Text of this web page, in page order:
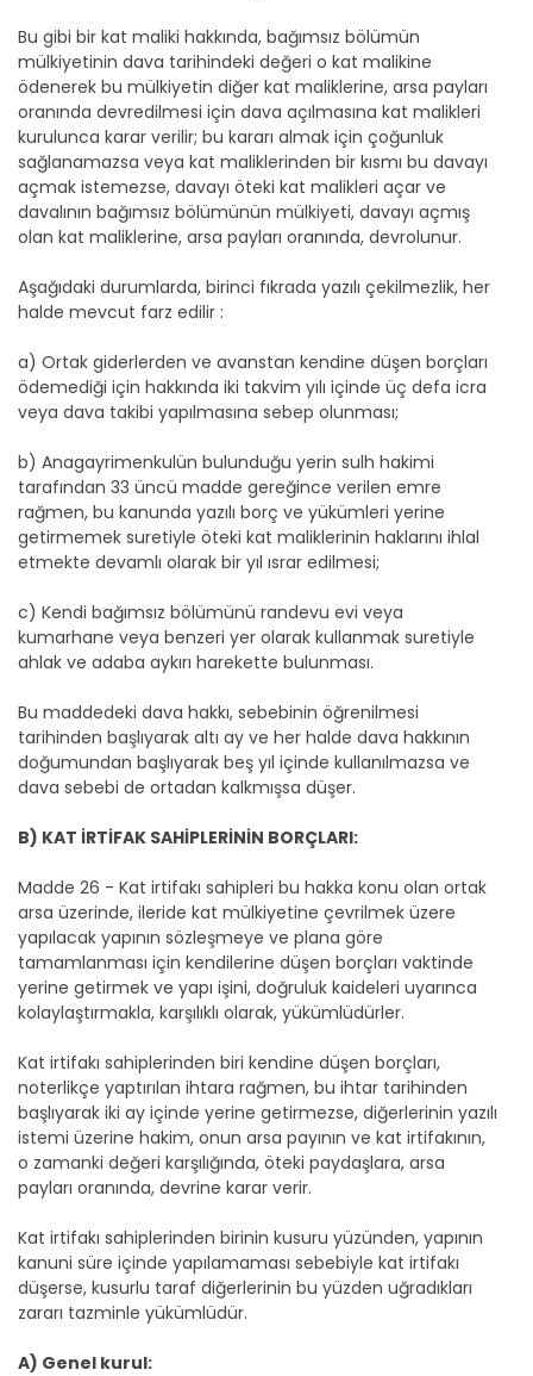
Bu gibi bir kat maliki hakkında, bağımsız bölümün
mülkiyetinin dava tarihindeki değeri o kat malikine
ödenerek bu mülkiyetin diğer kat maliklerine, arsa payları
oranında devredilmesi için dava açılmasına kat malikleri
kurulunca karar verilir; bu kararı almak için çoğunluk
sağlanamazsa veya kat maliklerinden bir kısmı bu davayı
açmak istemezse, davayı öteki kat malikleri açar ve
davalının bağımsız bölümünün mülkiyeti, davayı açmış
olan kat maliklerine, arsa payları oranında, devrolunur.
Aşağıdaki durumlarda, birinci fıkrada yazılı çekilmezlik, her
halde mevcut farz edilir :
a) Ortak giderlerden ve avanstan kendine düşen borçları
ödemediği için hakkında iki takvim yılı içinde üç defa icra
veya dava takibi yapılmasına sebep olunması;
b) Anagayrimenkulün bulunduğu yerin sulh hakimi
tarafından 33 üncü madde gereğince verilen emre
rağmen, bu kanunda yazılı borç ve yükümleri yerine
getirmemek suretiyle öteki kat maliklerinin haklarını ihlal
etmekte devamlı olarak bir yıl ısrar edilmesi;
c) Kendi bağımsız bölümünü randevu evi veya
kumarhane veya benzeri yer olarak kullanmak suretiyle
ahlak ve adaba aykırı harekette bulunması.
Bu maddedeki dava hakkı, sebebinin öğrenilmesi
tarihinden başlıyarak altı ay ve her halde dava hakkının
doğumundan başlıyarak beş yıl içinde kullanılmazsa ve
dava sebebi de ortadan kalkmışsa düşer.
B) KAT İRTİFAK SAHİPLERİNİN BORÇLARI:
Madde 26 - Kat irtifakı sahipleri bu hakka konu olan ortak
arsa üzerinde, ileride kat mülkiyetine çevrilmek üzere
yapılacak yapının sözleşmeye ve plana göre
tamamlanması için kendilerine düşen borçları vaktinde
yerine getirmek ve yapı işini, doğruluk kaideleri uyarınca
kolaylaştırmakla, karşılıklı olarak, yükümlüdürler.
Kat irtifakı sahiplerinden biri kendine düşen borçları,
noterlikçe yaptırılan ihtara rağmen, bu ihtar tarihinden
başlıyarak iki ay içinde yerine getirmezse, diğerlerinin yazılı
istemi üzerine hakim, onun arsa payının ve kat irtifakının,
o zamanki değeri karşılığında, öteki paydaşlara, arsa
payları oranında, devrine karar verir.
Kat irtifakı sahiplerinden birinin kusuru yüzünden, yapının
kanuni süre içinde yapılamaması sebebiyle kat irtifakı
düşerse, kusurlu taraf diğerlerinin bu yüzden uğradıkları
zararı tazminle yükümlüdür.
A) Genel kurul: